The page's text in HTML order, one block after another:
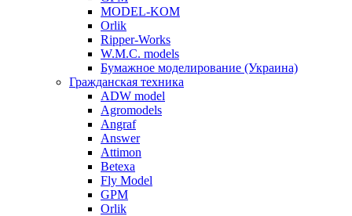
MODEL-KOM
Orlik
Ripper-Works
W.M.C. models
Бумажное моделирование (Украина)
Гражданская техника
ADW model
Agromodels
Angraf
Answer
Attimon
Betexa
Fly Model
GPM
Orlik